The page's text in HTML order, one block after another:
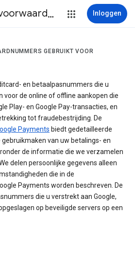
Privacy en voorwaarden Inloggen
GEBRUIKT VOOR
en betaalpasnummers die u
voor de online of offline aankopen die
Play- en Google Pay-transacties, en
tot fraudebestrijding. De
Payments biedt gedetailleerde
van uw betalings- en
de informatie die we verzamelen
delen persoonlijke gegevens alleen
die in de
Payments worden beschreven. De
die u verstrekt aan Google,
op beveiligde servers op een